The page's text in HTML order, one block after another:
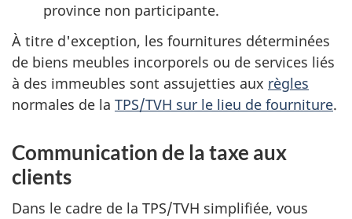
province non participante.
À titre d'exception, les fournitures déterminées
de biens meubles incorporels ou de services liés
à des immeubles sont assujetties aux règles
normales de la TPS/TVH sur le lieu de fourniture.
Communication de la taxe aux
clients
Dans le cadre de la TPS/TVH simplifiée, vous